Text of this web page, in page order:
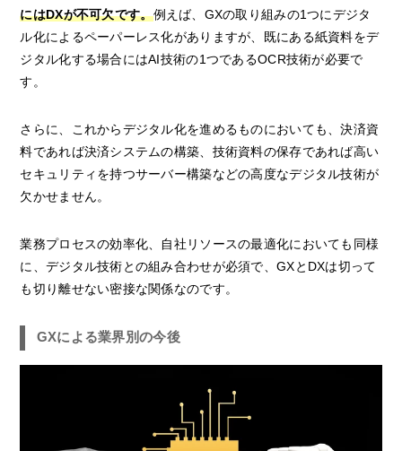
にはDXが不可欠です。例えば、GXの取り組みの1つにデジタ
ル化によるペーパーレス化がありますが、既にある紙資料をデ
ジタル化する場合にはAI技術の1つであるOCR技術が必要で
す。
さらに、これからデジタル化を進めるものにおいても、決済資
料であれば決済システムの構築、技術資料の保存であれば高い
セキュリティを持つサーバー構築などの高度なデジタル技術が
欠かせません。
業務プロセスの効率化、自社リソースの最適化においても同様
に、デジタル技術との組み合わせが必須で、GXとDXは切って
も切り離せない密接な関係なのです。
GXによる業界別の今後